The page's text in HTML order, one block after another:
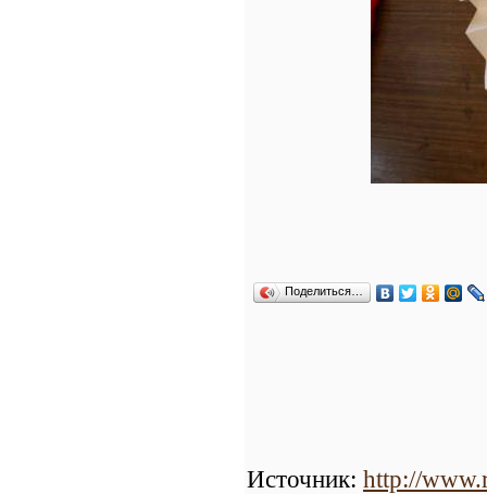
Поделиться…
Источник: http://